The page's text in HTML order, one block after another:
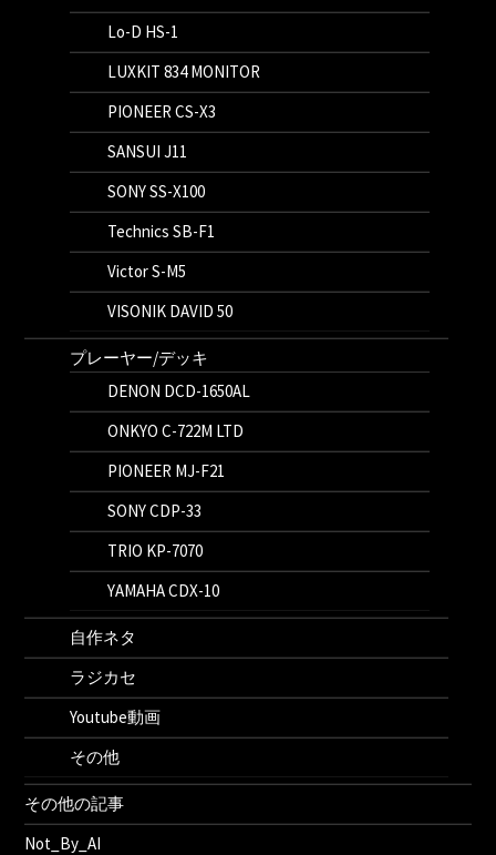
Lo-D HS-1
LUXKIT 834 MONITOR
PIONEER CS-X3
SANSUI J11
SONY SS-X100
Technics SB-F1
Victor S-M5
VISONIK DAVID 50
プレーヤー/デッキ
DENON DCD-1650AL
ONKYO C-722M LTD
PIONEER MJ-F21
SONY CDP-33
TRIO KP-7070
YAMAHA CDX-10
自作ネタ
ラジカセ
Youtube動画
その他
その他の記事
Not_By_AI